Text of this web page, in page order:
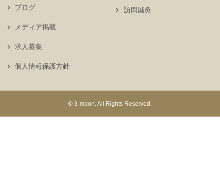
訪問鍼灸
ブログ
メディア掲載
求人募集
個人情報保護方針
© 3-moon. All Rights Reserved.